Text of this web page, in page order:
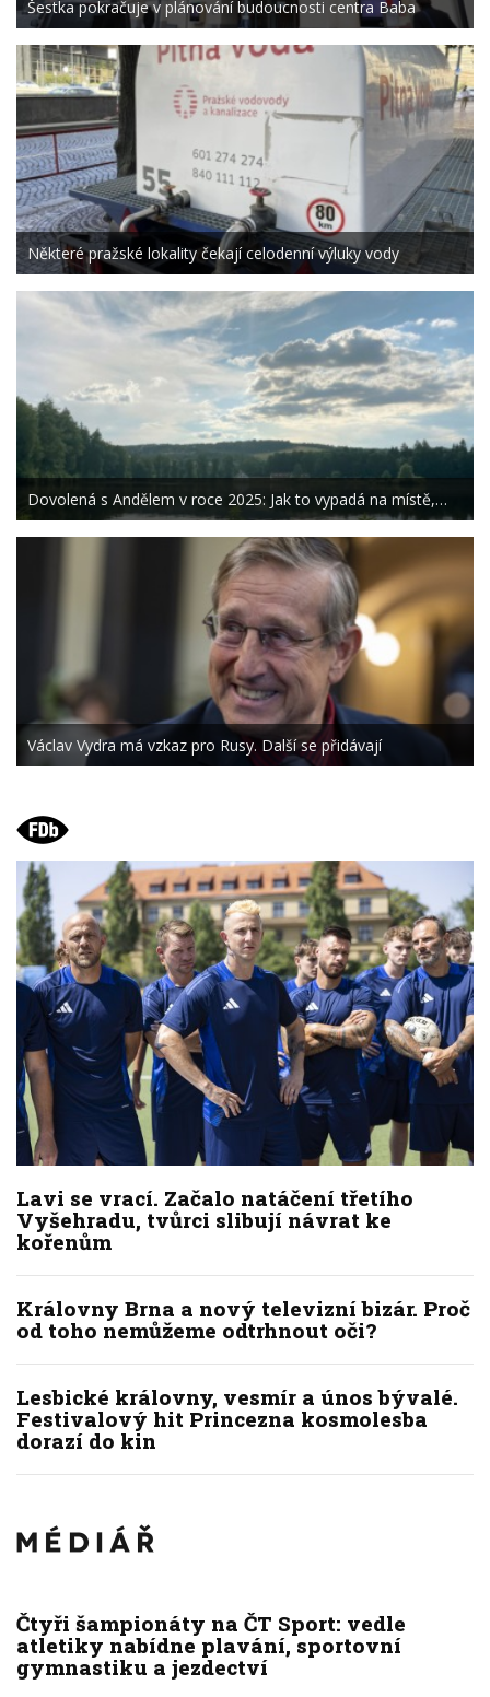
Šestka pokračuje v plánování budoucnosti centra Baba
Některé pražské lokality čekají celodenní výluky vody
Dovolená s Andělem v roce 2025: Jak to vypadá na místě,…
Václav Vydra má vzkaz pro Rusy. Další se přidávají
Lavi se vrací. Začalo natáčení třetího
Vyšehradu, tvůrci slibují návrat ke
kořenům
Královny Brna a nový televizní bizár. Proč
od toho nemůžeme odtrhnout oči?
Lesbické královny, vesmír a únos bývalé.
Festivalový hit Princezna kosmolesba
dorazí do kin
Čtyři šampionáty na ČT Sport: vedle
atletiky nabídne plavání, sportovní
gymnastiku a jezdectví